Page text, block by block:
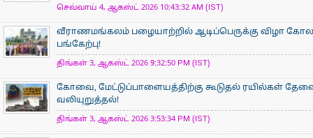
செவ்வாய் 4, ஆகஸ்ட் 2026 10:43:32 AM (IST)
வீராணமங்கலம் பழையாற்றில் ஆடிப்பெருக்கு விழா
பங்கேற்பு!
திங்கள் 3, ஆகஸ்ட் 2026 9:32:50 PM (IST)
கோவை, மேட்டுப்பாளையத்திற்கு கூடுதல் ரயில்கள்
வலியுறுத்தல்!
திங்கள் 3, ஆகஸ்ட் 2026 3:53:34 PM (IST)